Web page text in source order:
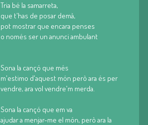
Tria bé la samarreta,
que t'has de posar demà,
pot mostrar que encara penses
o només ser un anunci ambulant
Sona la cançó que més
m'estimo d'aquest món però ara és per
vendre, ara vol vendre'm merda.
Sona la cançó que em va
ajudar a menjar-me el món, però ara la